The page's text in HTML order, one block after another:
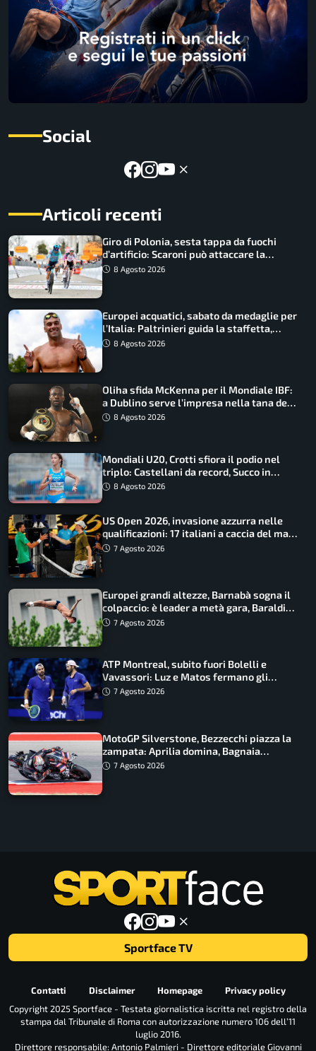
Social
Articoli recenti
Giro di Polonia, sesta tappa da fuochi
d’artificio: Scaroni può attaccare la
maglia di Lemmen
8 Agosto 2026
Europei acquatici, sabato da medaglie per
l’Italia: Paltrinieri guida la staffetta,
Barnabà sogna l’oro dalle grandi altezze
8 Agosto 2026
Oliha sfida McKenna per il Mondiale IBF:
a Dublino serve l’impresa nella tana del
lupo8 Agosto 2026
Mondiali U20, Crotti sfiora il podio nel
triplo: Castellani da record, Succo in
finale
8 Agosto 2026
US Open 2026, invasione azzurra nelle
qualificazioni: 17 italiani a caccia del main
draw7 Agosto 2026
Europei grandi altezze, Barnabà sogna il
colpaccio: è leader a metà gara, Baraldi
ancora in corsa
7 Agosto 2026
ATP Montreal, subito fuori Bolelli e
Vavassori: Luz e Matos fermano gli
azzurri
7 Agosto 2026
MotoGP Silverstone, Bezzecchi piazza la
zampata: Aprilia domina, Bagnaia
costretto al Q1
7 Agosto 2026
Sportface TV
Contatti Disclaimer Homepage
Privacy policy
Copyright 2025 Sportface - Testata giornalistica iscritta nel registro della
stampa dal Tribunale di Roma con autorizzazione numero 106 dell’11
luglio 2016.
Direttore responsabile: Antonio Palmieri - Direttore editoriale Giovanni